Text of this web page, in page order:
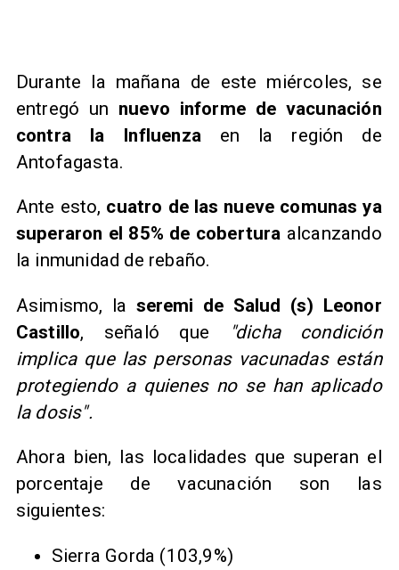
Durante la mañana de este miércoles, se
entregó un nuevo informe de vacunación
contra la Influenza en la región de
Antofagasta.
Ante esto, cuatro de las nueve comunas ya
superaron el 85% de cobertura alcanzando
la inmunidad de rebaño.
Asimismo, la seremi de Salud (s) Leonor
Castillo, señaló que
"dicha condición
implica que las personas vacunadas están
protegiendo a quienes no se han aplicado
la dosis".
Ahora bien, las localidades que superan el
porcentaje de vacunación son las
siguientes:
​Sierra Gorda (103,9%)